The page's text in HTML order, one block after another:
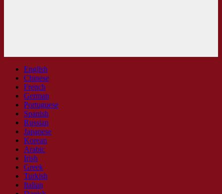
English
Chinese
French
German
Portuguese
Spanish
Russian
Japanese
Korean
Arabic
Irish
Greek
Turkish
Italian